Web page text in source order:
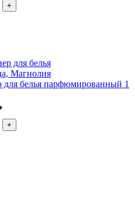
+
белья парфюмированный 1
+